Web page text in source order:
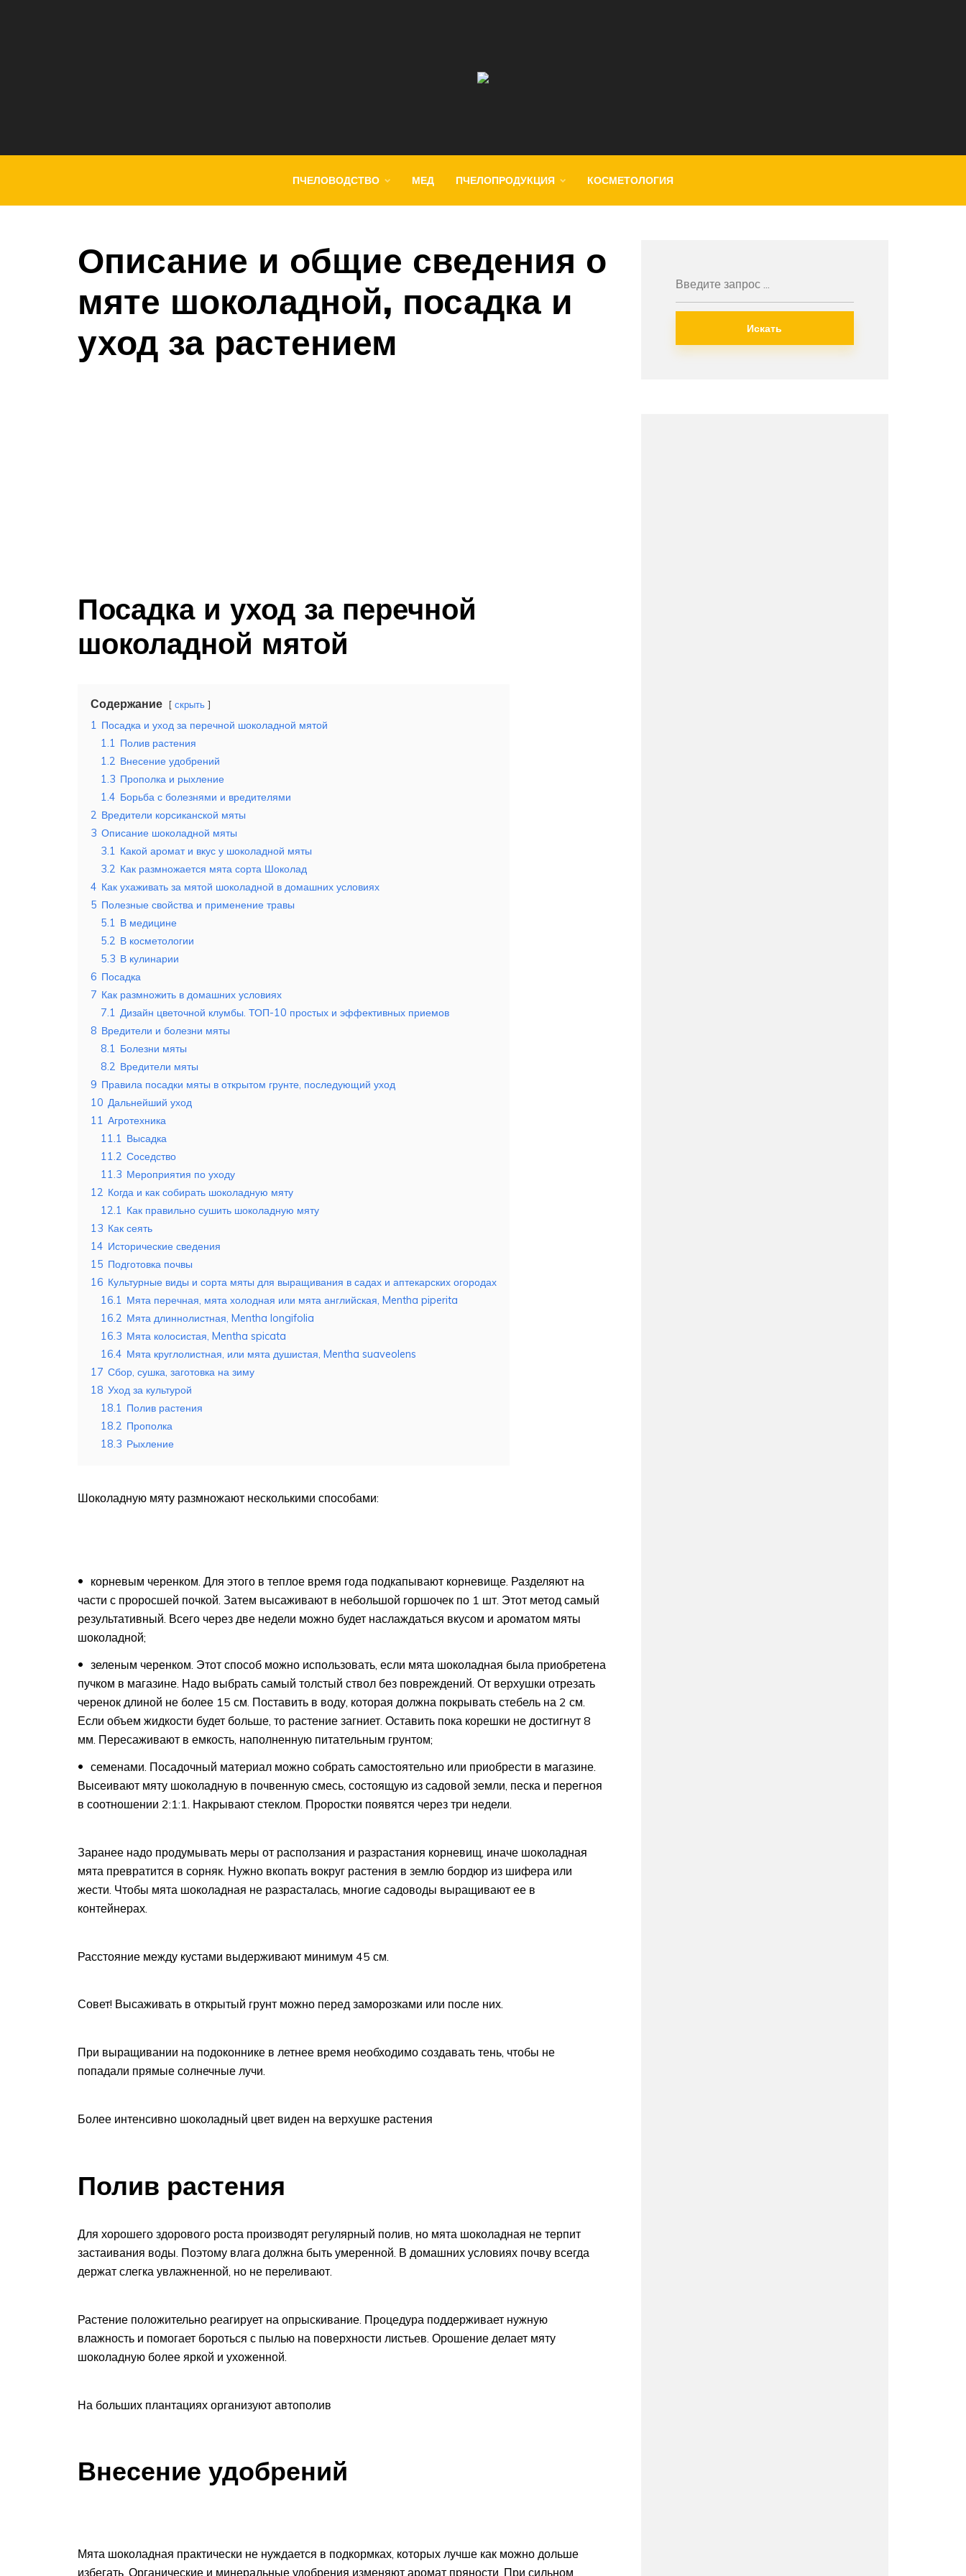
ПЧЕЛОВОДСТВО МЕД ПЧЕЛОПРОДУКЦИЯ КОСМЕТОЛОГИЯ
Описание и общие сведения о
мяте шоколадной, посадка и
уход за растением
Посадка и уход за перечной
шоколадной мятой
Содержание скрыть
1 Посадка и уход за перечной шоколадной мятой
1.1 Полив растения
1.2 Внесение удобрений
1.3 Прополка и рыхление
1.4 Борьба с болезнями и вредителями
2 Вредители корсиканской мяты
3 Описание шоколадной мяты
3.1 Какой аромат и вкус у шоколадной мяты
3.2 Как размножается мята сорта Шоколад
4 Как ухаживать за мятой шоколадной в домашних условиях
5 Полезные свойства и применение травы
5.1 В медицине
5.2 В косметологии
5.3 В кулинарии
6 Посадка
7 Как размножить в домашних условиях
7.1 Дизайн цветочной клумбы. ТОП-10 простых и эффективных приемов
8 Вредители и болезни мяты
8.1 Болезни мяты
8.2 Вредители мяты
9 Правила посадки мяты в открытом грунте, последующий уход
10 Дальнейший уход
11 Агротехника
11.1 Высадка
11.2 Соседство
11.3 Мероприятия по уходу
12 Когда и как собирать шоколадную мяту
12.1 Как правильно сушить шоколадную мяту
13 Как сеять
14 Исторические сведения
15 Подготовка почвы
16 Культурные виды и сорта мяты для выращивания в садах и аптекарских огородах
16.1 Мята перечная, мята холодная или мята английская, Mentha piperita
16.2 Мята длиннолистная, Mentha longifolia
16.3 Мята колосистая, Mentha spicata
16.4 Мята круглолистная, или мята душистая, Mentha suaveolens
17 Сбор, сушка, заготовка на зиму
18 Уход за культурой
18.1 Полив растения
18.2 Прополка
18.3 Рыхление
Шоколадную мяту размножают несколькими способами:
корневым черенком. Для этого в теплое время года подкапывают корневище. Разделяют на
части с проросшей почкой. Затем высаживают в небольшой горшочек по 1 шт. Этот метод самый
результативный. Всего через две недели можно будет наслаждаться вкусом и ароматом мяты
шоколадной;
зеленым черенком. Этот способ можно использовать, если мята шоколадная была приобретена
пучком в магазине. Надо выбрать самый толстый ствол без повреждений. От верхушки отрезать
черенок длиной не более 15 см. Поставить в воду, которая должна покрывать стебель на 2 см.
Если объем жидкости будет больше, то растение загниет. Оставить пока корешки не достигнут 8
мм. Пересаживают в емкость, наполненную питательным грунтом;
семенами. Посадочный материал можно собрать самостоятельно или приобрести в магазине.
Высеивают мяту шоколадную в почвенную смесь, состоящую из садовой земли, песка и перегноя
в соотношении 2:1:1. Накрывают стеклом. Проростки появятся через три недели.
Заранее надо продумывать меры от расползания и разрастания корневищ, иначе шоколадная
мята превратится в сорняк. Нужно вкопать вокруг растения в землю бордюр из шифера или
жести. Чтобы мята шоколадная не разрасталась, многие садоводы выращивают ее в
контейнерах.
Расстояние между кустами выдерживают минимум 45 см.
Совет! Высаживать в открытый грунт можно перед заморозками или после них.
При выращивании на подоконнике в летнее время необходимо создавать тень, чтобы не
попадали прямые солнечные лучи.
Более интенсивно шоколадный цвет виден на верхушке растения
Полив растения
Для хорошего здорового роста производят регулярный полив, но мята шоколадная не терпит
застаивания воды. Поэтому влага должна быть умеренной. В домашних условиях почву всегда
держат слегка увлажненной, но не переливают.
Растение положительно реагирует на опрыскивание. Процедура поддерживает нужную
влажность и помогает бороться с пылью на поверхности листьев. Орошение делает мяту
шоколадную более яркой и ухоженной.
На больших плантациях организуют автополив
Внесение удобрений
Мята шоколадная практически не нуждается в подкормках, которых лучше как можно дольше
избегать. Органические и минеральные удобрения изменяют аромат пряности. При сильном
Искать